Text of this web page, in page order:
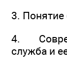
3.
4.
служба и